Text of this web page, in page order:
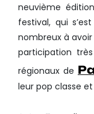
neuvième
festival, qui
nombreux à
participation
régionaux de
leur pop classe